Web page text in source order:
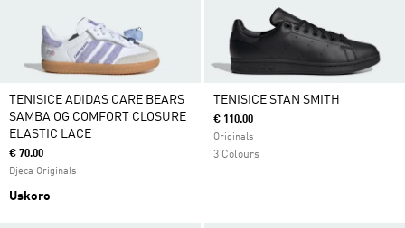
TENISICE ADIDAS CARE BEARS
SAMBA OG COMFORT CLOSURE
ELASTIC LACE
€ 70.00
Djeca Originals
Uskoro
TENISICE STAN SMITH
€ 110.00
Originals
3 Colours